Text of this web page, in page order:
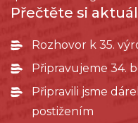
Přečtěte si
Rozhovor k 35.
Připravujeme 34.
Připravili jsme
postižením